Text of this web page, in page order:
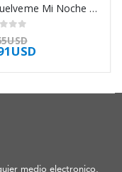
Devuelveme Mi Noche Rota – Morand Jose
of 5
medio electronico,